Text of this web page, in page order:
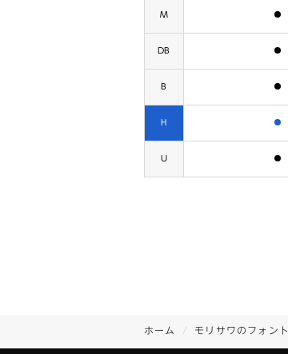
M
DB
B
H
U
ホーム モリサワのフォント